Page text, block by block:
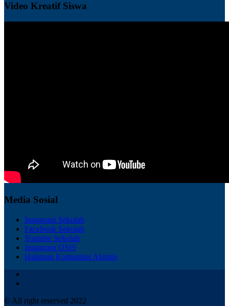
Video Kreatif Siswa
Media Sosial
Instagram Sekolah
Facebook Sekolah
Youtube Sekolah
Instagram OSIS
Halaman Komunitas Alumni
© All right reserved 2022